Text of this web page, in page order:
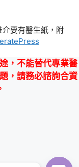
要有醫生紙，附
，不能替代專業醫
，請務必諮詢合資